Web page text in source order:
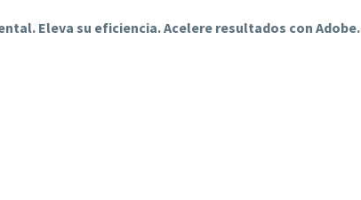
Eleva su eficiencia. Acelere resultados con Adobe.